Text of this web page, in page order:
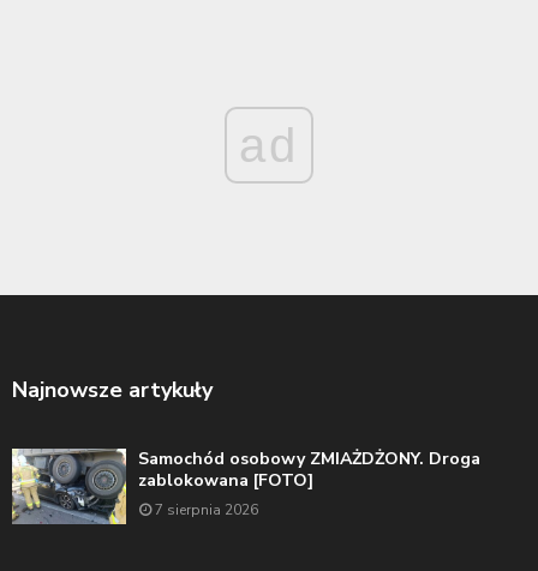
ad
Najnowsze artykuły
Samochód osobowy ZMIAŻDŻONY. Droga
zablokowana [FOTO]
7 sierpnia 2026